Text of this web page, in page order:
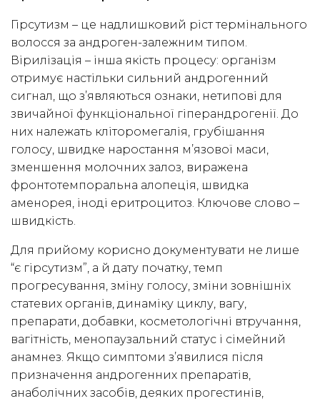
Гірсутизм – це надлишковий ріст термінального
волосся за андроген-залежним типом.
Вірилізація – інша якість процесу: організм
отримує настільки сильний андрогенний
сигнал, що з’являються ознаки, нетипові для
звичайної функціональної гіперандрогенії. До
них належать кліторомегалія, грубішання
голосу, швидке наростання м’язової маси,
зменшення молочних залоз, виражена
фронтотемпоральна алопеція, швидка
аменорея, іноді еритроцитоз. Ключове слово –
швидкість.
Для прийому корисно документувати не лише
“є гірсутизм”, а й дату початку, темп
прогресування, зміну голосу, зміни зовнішніх
статевих органів, динаміку циклу, вагу,
препарати, добавки, косметологічні втручання,
вагітність, менопаузальний статус і сімейний
анамнез. Якщо симптоми з’явилися після
призначення андрогенних препаратів,
анаболічних засобів, деяких прогестинів,